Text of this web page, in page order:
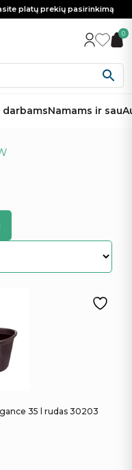
platų prekių pasirinkimą
0
Namams ir sau
35 l rudas 30203